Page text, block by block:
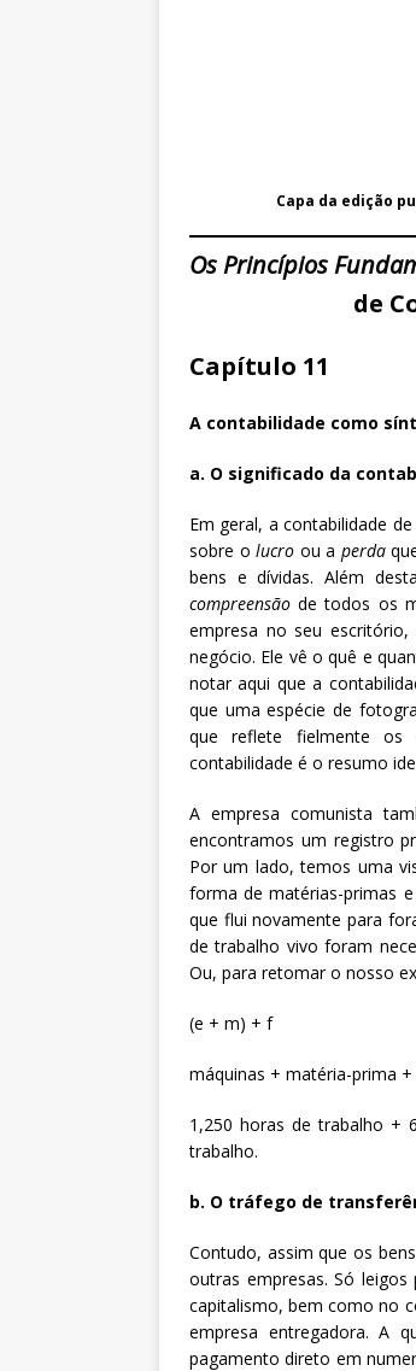
Capa da edição
Os Princípios
de
Capítulo 11
A contabilidade como
a. O significado da
Em geral, a contabilidade
sobre olucro ou a perda
bens e dívidas. Além
compreensão de todos os
empresa no seu
negócio. Ele vê o quê e
notar aqui que a
que uma espécie de
que reflete fielmente os
contabilidade é o resumo
A empresa comunista
encontramos um registro
Por um lado, temos uma
forma de matérias-primas
que flui novamente para
de trabalho vivo foram
Ou, para retomar o nosso
(e + m) + f
máquinas + matéria-prima
1,250 horas de trabalho +
trabalho.
b. O tráfego de
Contudo, assim que os
outras empresas. Só
capitalismo, bem como no
empresa entregadora. A
pagamento direto em